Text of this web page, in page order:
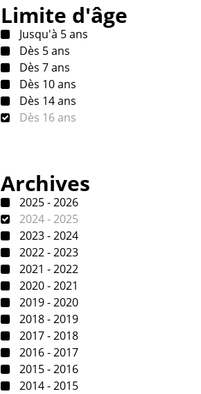
Limite d'âge
Jusqu'à 5 ans
Dès 5 ans
Dès 7 ans
Dès 10 ans
Dès 14 ans
Dès 16 ans
Archives
2025 - 2026
2024 - 2025
2023 - 2024
2022 - 2023
2021 - 2022
2020 - 2021
2019 - 2020
2018 - 2019
2017 - 2018
2016 - 2017
2015 - 2016
2014 - 2015